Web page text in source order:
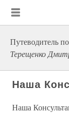
Путеводитель
Терещенко
Наша
Наша